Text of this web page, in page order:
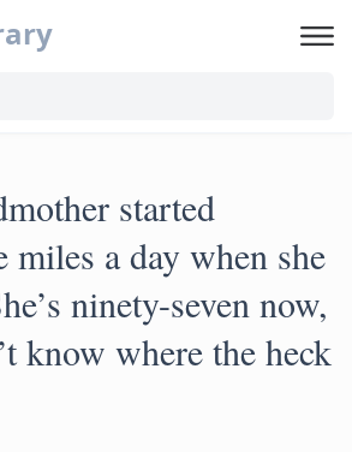
started
a day when she
ninety-seven now,
know where the heck